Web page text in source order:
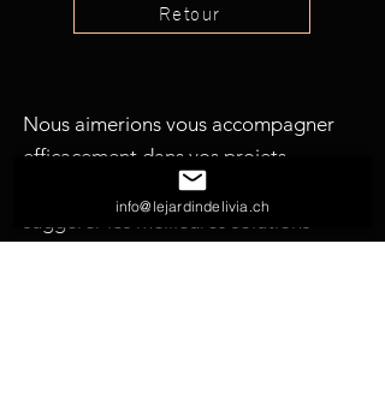
Retour
Nous aimerions vous accompagner
efficacement dans vos projets
d'aménagement extérieur et vous
suggérer les meilleures solutions
info@lejardindelivia.ch